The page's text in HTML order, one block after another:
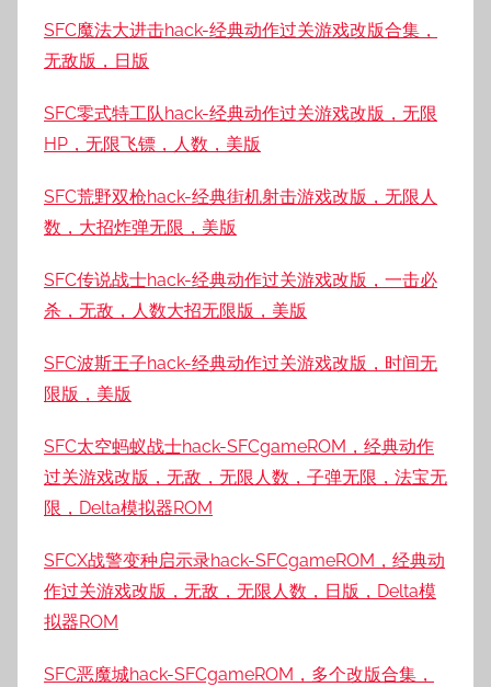
SFC魔法大进击hack-经典动作过关游戏改版合集，
无敌版，日版
SFC零式特工队hack-经典动作过关游戏改版，无限
HP，无限飞镖，人数，美版
SFC荒野双枪hack-经典街机射击游戏改版，无限人
数，大招炸弹无限，美版
SFC传说战士hack-经典动作过关游戏改版，一击必
杀，无敌，人数大招无限版，美版
SFC波斯王子hack-经典动作过关游戏改版，时间无
限版，美版
SFC太空蚂蚁战士hack-SFCgameROM，经典动作
过关游戏改版，无敌，无限人数，子弹无限，法宝无
限，Delta模拟器ROM
SFCX战警变种启示录hack-SFCgameROM，经典动
作过关游戏改版，无敌，无限人数，日版，Delta模
拟器ROM
SFC恶魔城hack-SFCgameROM，多个改版合集，